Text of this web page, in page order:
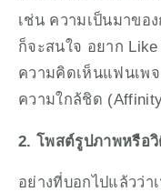
เช่น ความเป็นมาขอ
ก็จะสนใจ อยาก
ความคิดเห็นแฟนเพ
ความใกล้ชิด
2. โพสต์รูปภาพหรือวิ
อย่างที่บอกไปแล้วว่